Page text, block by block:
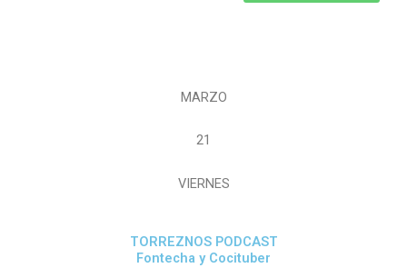
MARZO
21
VIERNES
TORREZNOS PODCAST
Fontecha y Cocituber